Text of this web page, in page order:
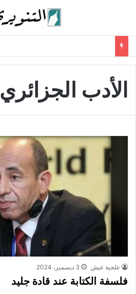
الأدب الجزائري
علجية عيش 3 ديسمبر، 2024
فلسفة الكتابة عند قادة جليد